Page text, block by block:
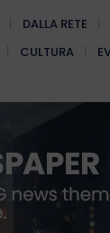
DALLA RETE
CULTURA